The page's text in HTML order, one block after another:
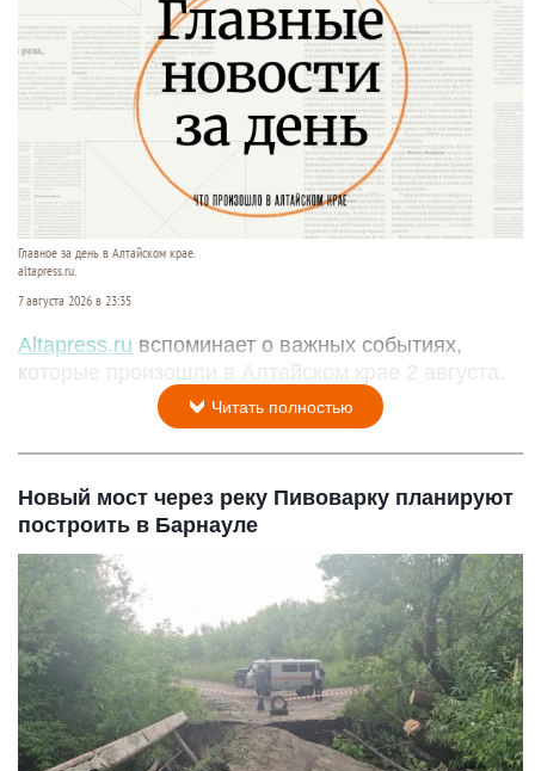
Главное за день в Алтайском крае.
altapress.ru.
7 августа 2026 в 23:35
Altapress.ru вспоминает о важных событиях,
которые произошли в Алтайском крае 2 августа.
Читать полностью
Новый мост через реку Пивоварку планируют
построить в Барнауле